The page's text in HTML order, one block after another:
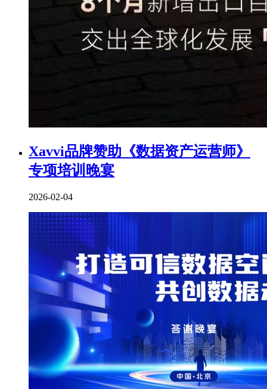
Xavvi品牌赞助《数据资产运营师》
专项培训晚宴
2026-02-04